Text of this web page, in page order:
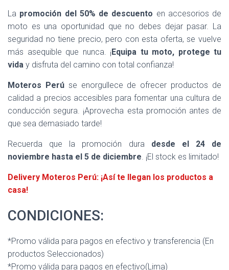
La promoción del 50% de descuento en accesorios de
moto es una oportunidad que no debes dejar pasar. La
seguridad no tiene precio, pero con esta oferta, se vuelve
más asequible que nunca. ¡Equipa tu moto, protege tu
vida y disfruta del camino con total confianza!
Moteros Perúse enorgullece de ofrecer productos de
calidad a precios accesibles para fomentar una cultura de
conducción segura. ¡Aprovecha esta promoción antes de
que sea demasiado tarde!
Recuerda que la promoción dura desde el 24 de
noviembre hasta el 5 de diciembre. ¡El stock es limitado!
Delivery Moteros Perú: ¡Así te llegan los productos a
casa!
CONDICIONES:
*Promo válida para pagos en efectivo y transferencia (En
productos Seleccionados)
*Promo válida para pagos en efectivo(Lima)